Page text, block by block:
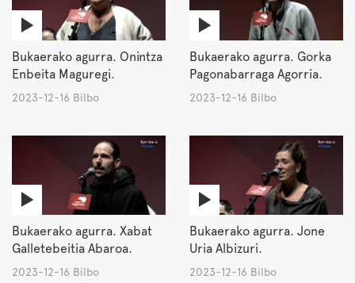
Bukaerako agurra. Onintza
Enbeita Maguregi.
2023-12-16 Bilbo
Bukaerako agurra. Gorka
Pagonabarraga Agorria.
2023-12-16 Bilbo
Bukaerako agurra. Xabat
Galletebeitia Abaroa.
2023-12-16 Bilbo
Bukaerako agurra. Jone
Uria Albizuri.
2023-12-16 Bilbo